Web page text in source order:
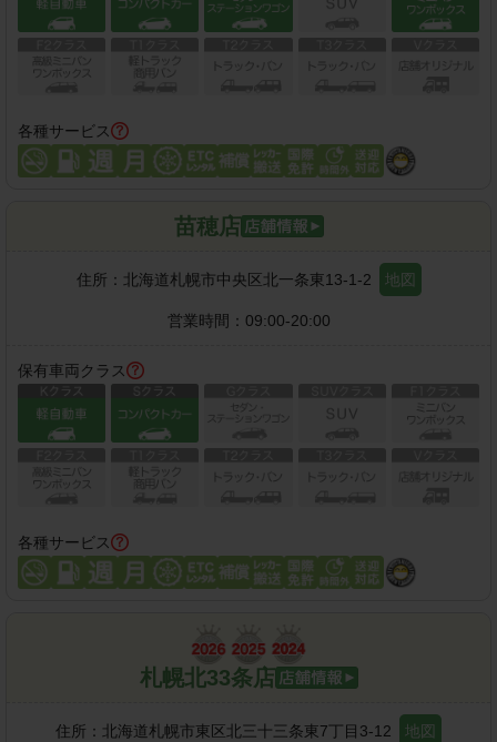
各種サービス
苗穂店
住所： 北海道札幌市中央区北一条東13-1-2 地図
営業時間： 09:00-20:00
保有車両クラス
各種サービス
札幌北33条店
住所： 北海道札幌市東区北三十三条東7丁目3-12 地図